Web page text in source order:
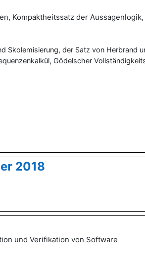
Kompaktheitssatz der
Skolemisierung, der Satz von Herbrand
Gödelscher
2018
und Verifikation von Software